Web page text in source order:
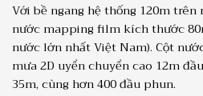
Với bề ngang hệ thống 120m
nước mapping film kích thước
nước lớn nhất Việt Nam). Cột
mưa 2D uyển chuyển cao 12m
35m, cùng hơn 400 đầu phun.